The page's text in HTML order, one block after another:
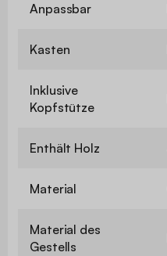
Anpassbar
Kasten
Inklusive
Kopfstütze
Enthält Holz
Material
Material des
Gestells